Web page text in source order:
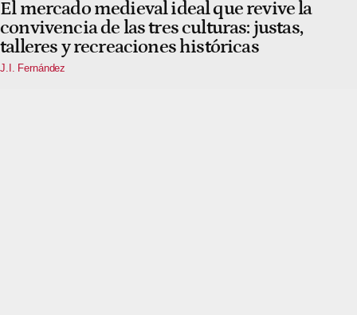
El mercado medieval ideal que revive la
convivencia de las tres culturas: justas,
talleres y recreaciones históricas
J.I. Fernández